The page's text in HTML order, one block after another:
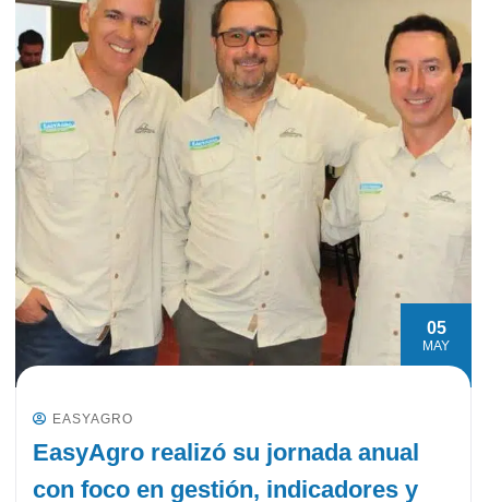
05
MAY
EASYAGRO
EasyAgro realizó su jornada anual
con foco en gestión, indicadores y